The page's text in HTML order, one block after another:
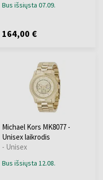
Bus išsiųsta 07.09.
164,00 €
Michael Kors MK8077 -
Unisex laikrodis
- Unisex
Bus išsiųsta 12.08.